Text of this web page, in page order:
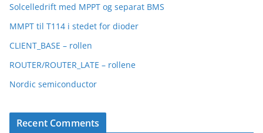
Solcelledrift med MPPT og separat BMS
MMPT til T114 i stedet for dioder
CLIENT_BASE – rollen
ROUTER/ROUTER_LATE – rollene
Nordic semiconductor
Recent Comments